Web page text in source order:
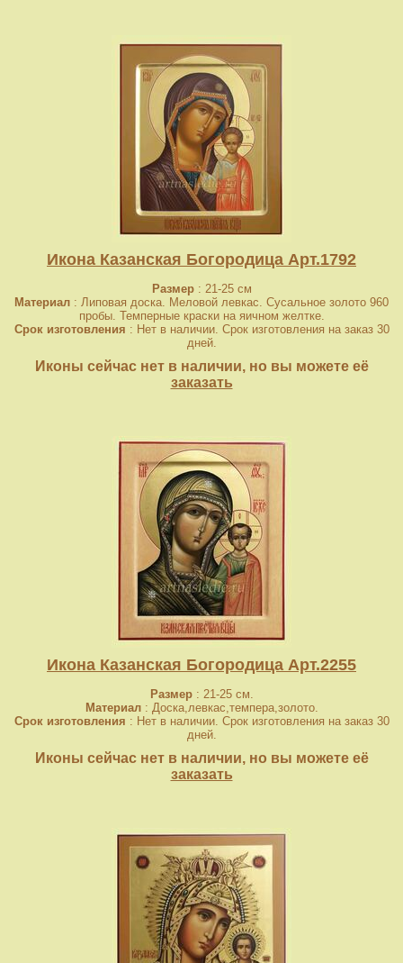
Икона Казанская Богородица Арт.1792
Размер: 21-25 см
Материал : Липовая доска. Меловой левкас. Сусальное золото 960
пробы. Темперные краски на яичном желтке.
Срок изготовления : Нет в наличии. Срок изготовления на заказ 30
дней.
Иконы сейчас нет в наличии, но вы можете её
заказать
Икона Казанская Богородица Арт.2255
Размер: 21-25 см.
Материал: Доска,левкас,темпера,золото.
Срок изготовления : Нет в наличии. Срок изготовления на заказ 30
дней.
Иконы сейчас нет в наличии, но вы можете её
заказать